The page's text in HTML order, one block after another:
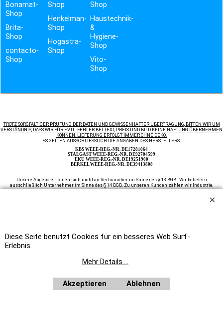
Bonamat-
Shop
Brita-
Shop
contacto-
Shop
Shop
Henkelman-
Shop
Hogastra-
Shop
Shop
Haustechnik-
&
Hygiene-
Shop
Vito-
Shop
TROTZ SORGFÄLTIGER PRÜFUNG DER DATEN UND GEWISSENHAFTER ÜBERTRAGUNG, BITTEN WIR UM
VERSTÄNDNIS, DASS WIR FÜR EVTL. FEHLER BEI TEXT, PREIS UND BILD KEINE HAFTUNG ÜBERNEHMEN
KÖNNEN. LIEFERUNG ERFOLGT IMMER OHNE DEKO.
ES GELTEN AUSSCHLIESSLICH DIE ANGABEN DES HERSTELLERS.
KBS WEEE-REG.-NR. DE17281064
STALGAST WEEE-REG.-NR. DE92704599
EKU WEEE-REG.-NR. DE19251900
BERKEL WEEE-REG.-NR. DE39413808
Unsere Angebote richten sich nicht an Verbraucher im Sinne des § 13 BGB. Wir beliefern
ausschließlich Unternehmer im Sinne des § 14 BGB. Zu unseren Kunden zählen wir Industrie,
Handwerk, Handel und die freien Berufe zur Verwendung in der selbständigen, beruflichen oder
Auf Rechnung beliefern wir ausschließlich Ämter und Behörden, Vereine, öffentliche
Diese Seite benutzt Cookies für ein besseres Web Surf-
Erlebnis.
Mehr Details ...
Akzeptieren Ablehnen